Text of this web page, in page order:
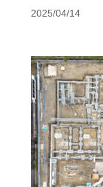
2025/04/14